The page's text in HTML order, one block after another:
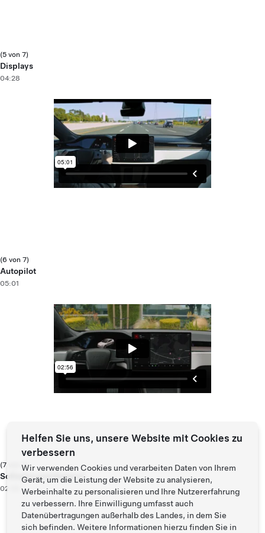
(5 von 7)
Displays
04:28
(6 von 7)
Autopilot
05:01
(7 von 7)
Software und Support
02:56
Helfen Sie uns, unsere Website mit Cookies zu
verbessern
Wir verwenden Cookies und verarbeiten Daten von Ihrem
Gerät, um die Leistung der Website zu analysieren,
Werbeinhalte zu personalisieren und Ihre Nutzererfahrung
zu verbessern. Ihre Einwilligung umfasst auch
Datenübertragungen außerhalb des Landes, in dem Sie
sich befinden. Weitere Informationen hierzu finden Sie in